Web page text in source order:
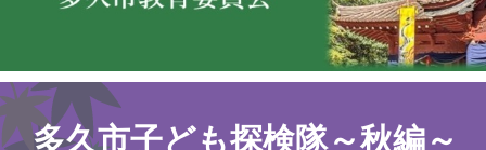
本
文
多久市子ども探検隊～秋編～